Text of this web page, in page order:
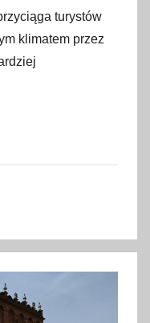
turystów
klimatem przez